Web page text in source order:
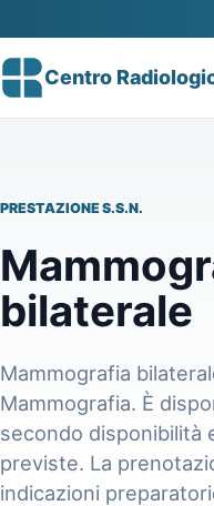
Centro
PRESTAZIONE S.S.N.
bilaterale
Mammografia
Mammografia. È
secondo disponibilità
previste. La
indicazioni